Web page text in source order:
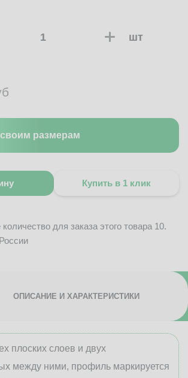
шт
своим размерам
Купить в 1 клик
для заказа этого товара 10.
ОПИСАНИЕ И ХАРАКТЕРИСТИКИ
плоских слоев и двух
между ними, профиль маркируется